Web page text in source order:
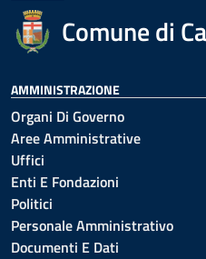
Comune di
AMMINISTRAZIONE
Organi Di Governo
Aree Amministrative
Uffici
Enti E Fondazioni
Politici
Personale Amministrativo
Documenti E Dati